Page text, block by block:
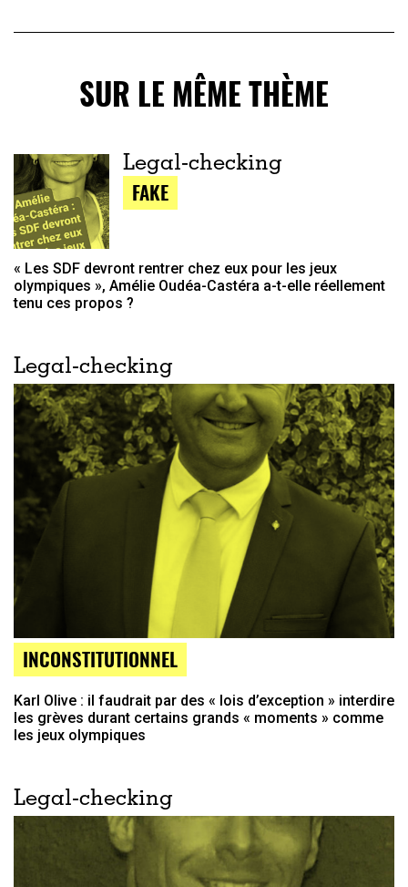
SUR LE MÊME THÈME
Legal-checking
FAKE
« Les SDF devront rentrer chez eux pour les jeux
olympiques », Amélie Oudéa-Castéra a-t-elle réellement
tenu ces propos ?
Legal-checking
INCONSTITUTIONNEL
Karl Olive : il faudrait par des « lois d’exception » interdire
les grèves durant certains grands « moments » comme
les jeux olympiques
Legal-checking